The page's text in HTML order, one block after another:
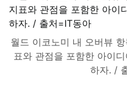
월드 이코노미 내 오버뷰
표와 관점을 포함한 아이
하자. /